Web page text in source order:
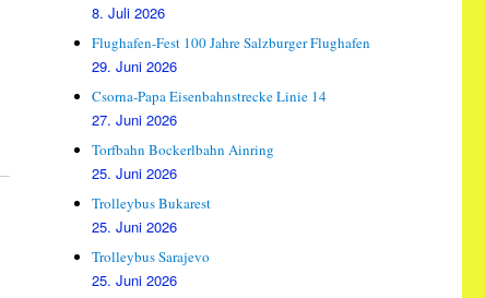
8. Juli 2026
Flughafen-Fest 100 Jahre Salzburger Flughafen
29. Juni 2026
Csorna-Papa Eisenbahnstrecke Linie 14
27. Juni 2026
Torfbahn Bockerlbahn Ainring
25. Juni 2026
Trolleybus Bukarest
25. Juni 2026
Trolleybus Sarajevo
25. Juni 2026